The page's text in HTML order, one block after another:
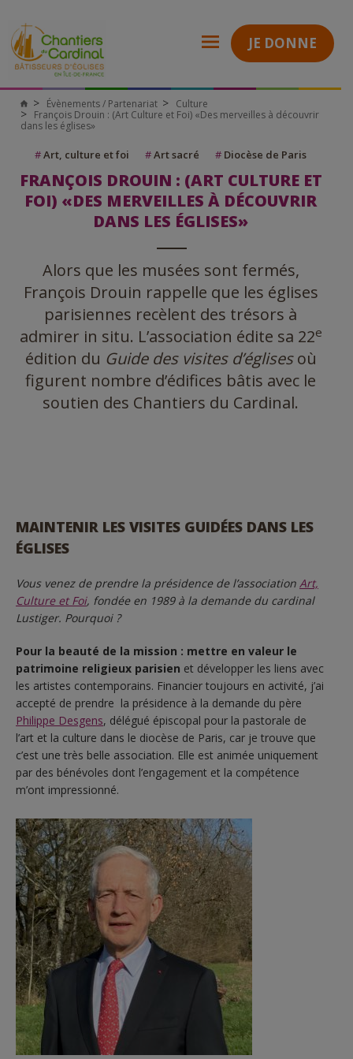
JE DONNE
Chantiers
du
Cardinal
Évènements / Partenariat
Culture
François Drouin : (Art Culture et Foi) «Des merveilles à découvrir
dans les églises»
#Art, culture et foi #Art sacré # Diocèse de Paris
FRANÇOIS DROUIN : (ART CULTURE ET
FOI) «DES MERVEILLES À DÉCOUVRIR
DANS LES ÉGLISES»
Alors que les musées sont fermés,
François Drouin rappelle que les églises
parisiennes recèlent des trésors à
admirer in situ. L’association édite sa 22e
édition du Guide des visites d’églisesoù
figurent nombre d’édifices bâtis avec le
soutien des Chantiers du Cardinal.
MAINTENIR LES VISITES GUIDÉES DANS LES
ÉGLISES
Vous venez de prendre la présidence de l’association Art,
Culture et Foi, fondée en 1989 à la demande du cardinal
Lustiger. Pourquoi ?
Pour la beauté de la mission : mettre en valeur le
patrimoine religieux parisien et développer les liens avec
les artistes contemporains. Financier toujours en activité, j’ai
accepté de prendre la présidence à la demande du père
Philippe Desgens, délégué épiscopal pour la pastorale de
l’art et la culture dans le diocèse de Paris, car je trouve que
c’est une très belle association. Elle est animée uniquement
par des bénévoles dont l’engagement et la compétence
m’ont impressionné.